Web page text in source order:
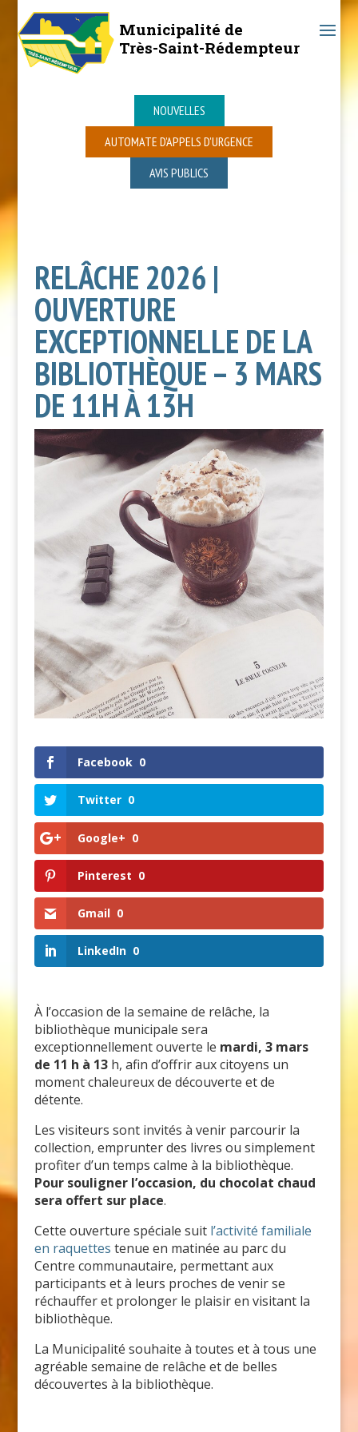
Municipalité de
Très-Saint-Rédempteur
NOUVELLES
AUTOMATE D’APPELS D’URGENCE
AVIS PUBLICS
RELÂCHE 2026 |
OUVERTURE
EXCEPTIONNELLE DE LA
BIBLIOTHÈQUE – 3 MARS
DE 11H À 13H
Facebook 0
Twitter 0
Google+ 0
Pinterest 0
Gmail 0
LinkedIn 0
À l’occasion de la semaine de relâche, la
bibliothèque municipale sera
exceptionnellement ouverte le mardi, 3 mars
de 11 h à 13h, afin d’offrir aux citoyens un
moment chaleureux de découverte et de
détente.
Les visiteurs sont invités à venir parcourir la
collection, emprunter des livres ou simplement
profiter d’un temps calme à la bibliothèque.
Pour souligner l’occasion, du chocolat chaud
sera offert sur place.
Cette ouverture spéciale suit l’activité familiale
en raquettes tenue en matinée au parc du
Centre communautaire, permettant aux
participants et à leurs proches de venir se
réchauffer et prolonger le plaisir en visitant la
bibliothèque.
La Municipalité souhaite à toutes et à tous une
agréable semaine de relâche et de belles
découvertes à la bibliothèque.